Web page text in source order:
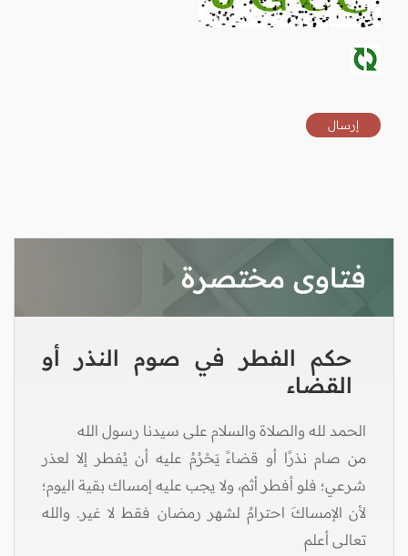
فتاوى مختصرة
حكم الفطر في صوم النذر أو
القضاء
الحمد لله والصلاة والسلام على سيدنا رسول الله
من صام نذرًا أو قضاءً يَحْرُمُ عليه أن يُفطر إلا لعذر
شرعي؛ فلو أفطر أثم، ولا يجب عليه إمساك بقية اليوم؛
لأن الإمساكَ احترامٌ لشهر رمضان فقط لا غير. والله
تعالى أعلم